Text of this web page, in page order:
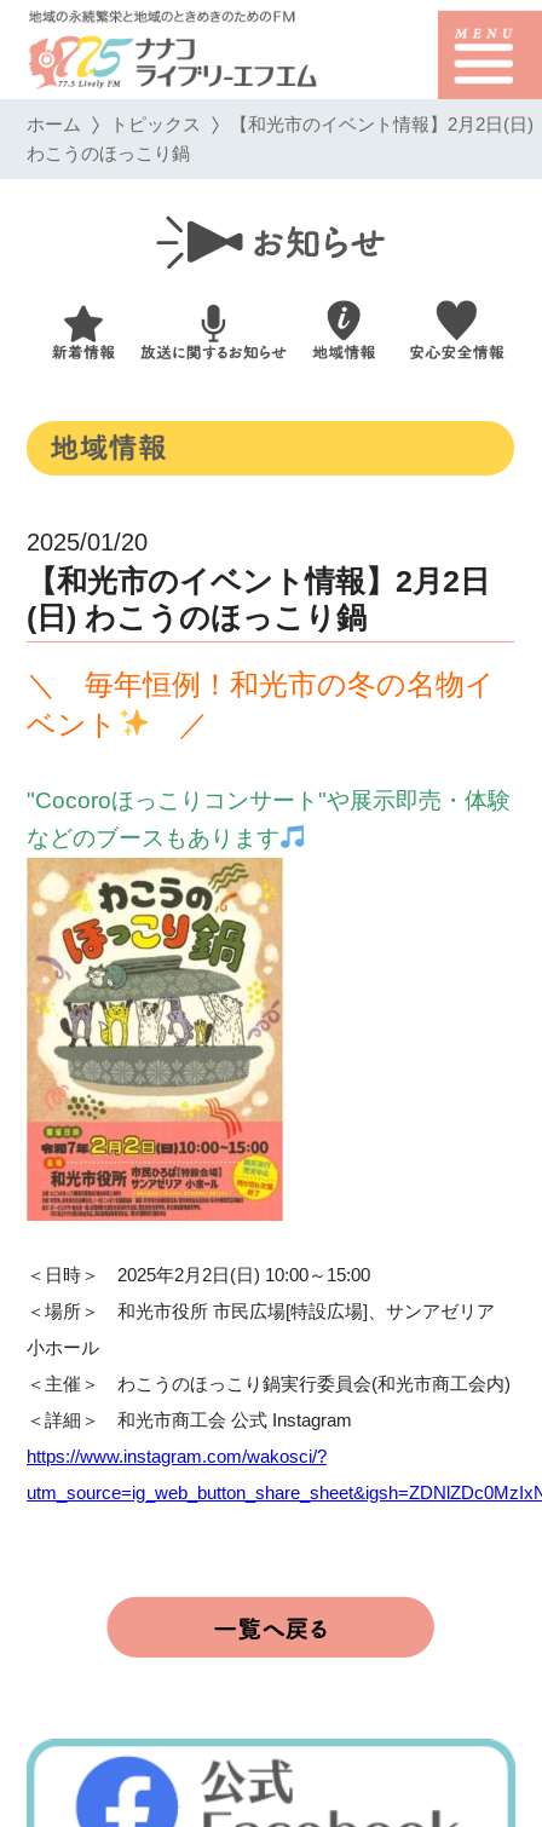
ホーム トピックス 【和光市のイベント情報】2月2日(日)
わこうのほっこり鍋
2025/01/20
【和光市のイベント情報】2月2日
(日) わこうのほっこり鍋
＼ 毎年恒例！和光市の冬の名物イ
ベント ／
"Cocoroほっこりコンサート"や展示即売・体験
などのブースもあります
＜日時＞ 2025年2月2日(日) 10:00～15:00
＜場所＞ 和光市役所 市民広場[特設広場]、サンアゼリア
小ホール
＜主催＞ わこうのほっこり鍋実行委員会(和光市商工会内)
＜詳細＞ 和光市商工会 公式 Instagram
https://www.instagram.com/wakosci/?